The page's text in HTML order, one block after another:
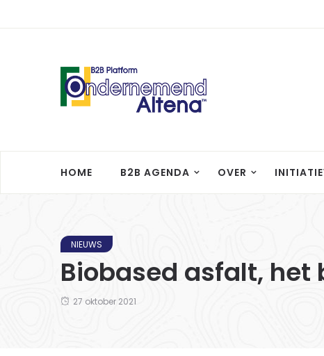
HOME B2B AGENDA OVER
NIEUWS
Biobased asfalt,
27 oktober 2021